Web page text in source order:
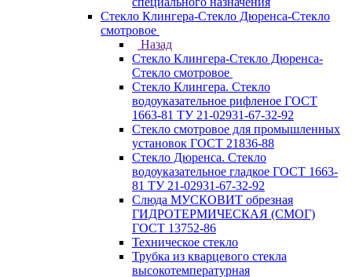
Стекло Клингера-Стекло Дюренса-Стекло
смотровое
Назад
Стекло Клингера-Стекло Дюренса-
Стекло смотровое
Стекло Клингера. Стекло
водоуказательное рифленое ГОСТ
1663-81 ТУ 21-02931-67-32-92
Стекло смотровое для промышленных
установок ГОСТ 21836-88
Стекло Дюренса. Стекло
водоуказательное гладкое ГОСТ 1663-
81 ТУ 21-02931-67-32-92
Слюда МУСКОВИТ обрезная
ГИДРОТЕРМИЧЕСКАЯ (СМОГ)
ГОСТ 13752-86
Техническое стекло
Трубка из кварцевого стекла
высокотемпературная